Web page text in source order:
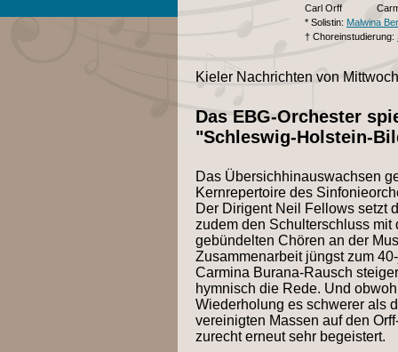
Carl Orff
* Solistin: Malwina
† Choreinstudierung:
Kieler Nachrichten von
Das EBG-Orchester
"Schleswig-Holstein-
Das Übersichhinauswachsen
Kernrepertoire des
Der Dirigent Neil Fellows setzt
zudem den Schulterschluss
gebündelten Chören an der
Zusammenarbeit jüngst zum
Carmina Burana-Rausch
hymnisch die Rede. Und
Wiederholung es schwerer als
vereinigten Massen auf den
zurecht erneut sehr begeistert.